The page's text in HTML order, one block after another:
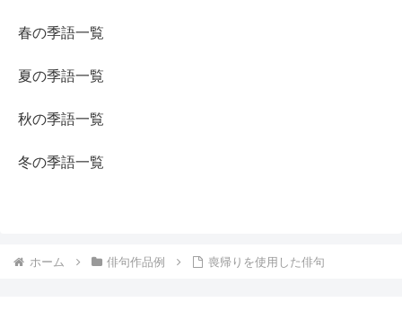
春の季語一覧
夏の季語一覧
秋の季語一覧
冬の季語一覧
ホーム 俳句作品例 喪帰りを使用した俳句